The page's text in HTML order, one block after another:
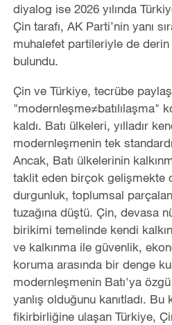
diyalog ise 2026 yılında
Çin tarafı, AK Parti’nin yanı
muhalefet partileriyle de
bulundu.
Çin ve Türkiye, tecrübe
"modernleşme≠batılılaşma"
kaldı. Batı ülkeleri, yılladır
modernleşmenin tek
Ancak, Batı ülkelerinin
taklit eden birçok gelişmekte
durgunluk, toplumsal
tuzağına düştü. Çin, devasa
birikimi temelinde kendi
ve kalkınma ile güvenlik,
koruma arasında bir denge
modernleşmenin Batı'ya
yanlış olduğunu kanıtladı. Bu
fikirbirliğine ulaşan Türkiye,